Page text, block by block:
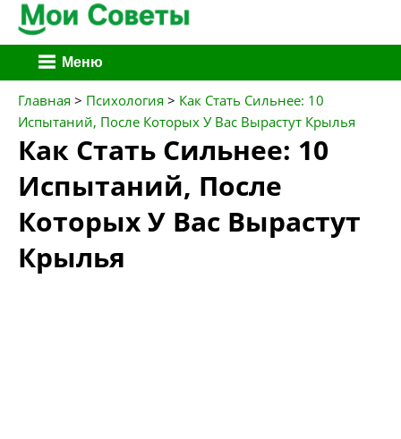
Перейти
к
содержимому
Меню
Главная > Психология > Как Стать Сильнее: 10
Испытаний, После Которых У Вас Вырастут Крылья
Как Стать Сильнее: 10
Испытаний, После
Которых У Вас Вырастут
Крылья